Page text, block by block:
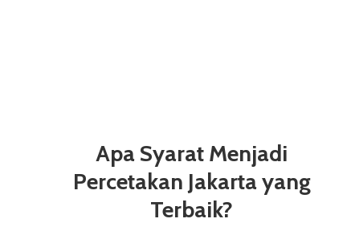
Apa Syarat Menjadi
Percetakan Jakarta yang
Terbaik?